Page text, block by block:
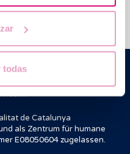
todas
de Catalunya
als Zentrum für humane
E08050604 zugelassen.